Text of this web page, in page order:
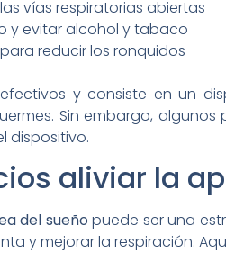
vías respiratorias abiertas
y evitar alcohol y tabaco
reducir los ronquidos
y consiste en un
Sin embargo,
dispositivo.
aliviar la
del sueño puede ser una
y mejorar la respiración.